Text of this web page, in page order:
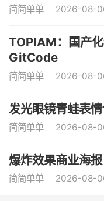
简简单单 2026-08-
TOPIAM：国产
GitCode
简简单单 2026-08-
发光眼镜青蛙表
简简单单 2026-08-
爆炸效果商业海报
简简单单 2026-08-